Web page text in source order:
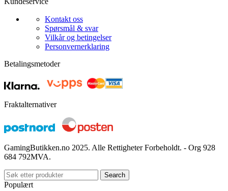
Kontakt oss
Spørsmål & svar
Vilkår og betingelser
Personvernerklaring
Betalingsmetoder
Fraktalternativer
GamingButikken.no 2025. Alle Rettigheter Forbeholdt. - Org 928
684 792MVA.
Search
Populært